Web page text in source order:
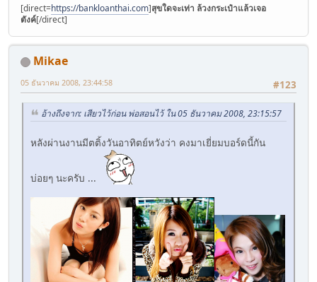
[direct=https://bankloanthai.com]สุขใดจะเท่า ล้วงกระเป๋าแล้วเจอ
ตังค์[/direct]
Mikae
#123
05 ธันวาคม 2008, 23:44:58
อ้างถึงจาก: เสียวไว้ก่อน พ่อสอนไว้ ใน 05 ธันวาคม 2008, 23:15:57
หลังผ่านงานมีตติ้งวันอาทิตย์หวังว่า คงมาเยี่ยมบอร์ดนี้กัน
บ่อยๆ นะครับ ...